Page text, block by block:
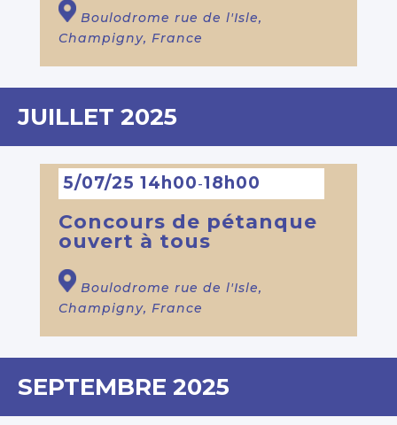
Boulodrome rue de l'Isle,
Champigny, France
JUILLET 2025
5/07/25 14h00-18h00
Concours de pétanque
ouvert à tous
Boulodrome rue de l'Isle,
Champigny, France
SEPTEMBRE 2025